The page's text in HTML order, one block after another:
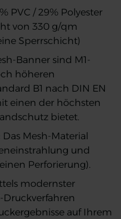
PVC / 29% Polyester
von 330 g/qm
Sperrschicht)
Banner sind M1-
höheren
B1 nach DIN EN
einen der höchsten
bietet.
Das Mesh-Material
und
Perforierung).
modernster
auf Ihrem